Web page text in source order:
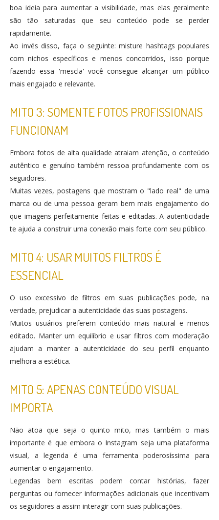
boa ideia para aumentar a visibilidade, mas elas geralmente
são tão saturadas que seu conteúdo pode se perder
rapidamente.
Ao invés disso, faça o seguinte: misture hashtags populares
com nichos específicos e menos concorridos, isso porque
fazendo essa 'mescla' você consegue alcançar um público
mais engajado e relevante​.
MITO 3: SOMENTE FOTOS PROFISSIONAIS
FUNCIONAM
Embora fotos de alta qualidade atraiam atenção, o conteúdo
autêntico e genuíno também ressoa profundamente com os
seguidores.
Muitas vezes, postagens que mostram o "lado real" de uma
marca ou de uma pessoa geram bem mais engajamento do
que imagens perfeitamente feitas e editadas. A autenticidade
te ajuda a construir uma conexão mais forte com seu público​.
MITO 4: USAR MUITOS FILTROS É
ESSENCIAL
O uso excessivo de filtros em suas publicações pode, na
verdade, prejudicar a autenticidade das suas postagens.
Muitos usuários preferem conteúdo mais natural e menos
editado. Manter um equilíbrio e usar filtros com moderação
ajudam a manter a autenticidade do seu perfil enquanto
melhora a estética​.
MITO 5: APENAS CONTEÚDO VISUAL
IMPORTA
Não atoa que seja o quinto mito, mas também o mais
importante é que embora o Instagram seja uma plataforma
visual, a legenda é uma ferramenta poderosíssima para
aumentar o engajamento.
Legendas bem escritas podem contar histórias, fazer
perguntas ou fornecer informações adicionais que incentivam
os seguidores a assim interagir com suas publicações.